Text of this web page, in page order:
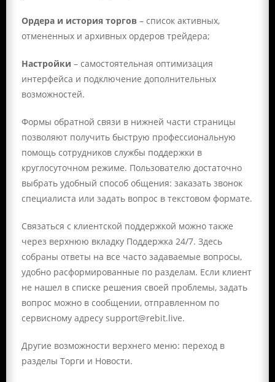
Ордера и история торгов– список активных,
отмененных и архивных ордеров трейдера;
Настройки – самостоятельная оптимизация
интерфейса и подключение дополнительных
возможностей.
Формы обратной связи в нижней части страницы
позволяют получить быструю профессиональную
помощь сотрудников службы поддержки в
круглосуточном режиме. Пользователю достаточно
выбрать удобный способ общения: заказать звонок
специалиста или задать вопрос в текстовом формате.
Связаться с клиентской поддержкой можно также
через верхнюю вкладку Поддержка 24/7. Здесь
собраны ответы на все часто задаваемые вопросы,
удобно расформированные по разделам. Если клиент
не нашел в списке решения своей проблемы, задать
вопрос можно в сообщении, отправленном по
сервисному адресу support@rebit.live.
Другие возможности верхнего меню: переход в
разделы Торги и Новости.